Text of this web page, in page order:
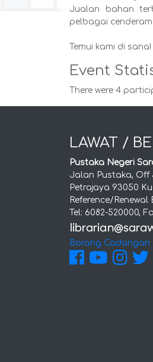
Jualan bahan
pelbagai
Temui kami di sana!
Event
There were 4
LAWAT /
Pustaka Negeri
Jalan Pustaka, Off
Petrajaya 93050
Reference/Renewal
Tel: 6082-520000,
Borang Cadangan